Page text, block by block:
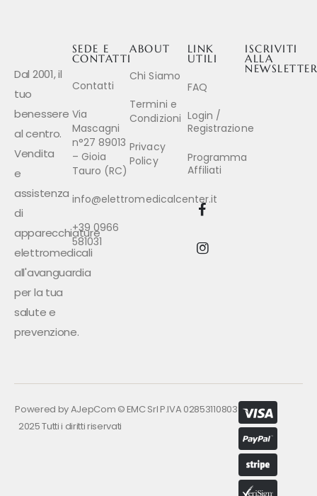
Dal 2001, il
tuo
benessere
al centro.
Vendita
e
assistenza
di
apparecchiature
elettromedicali
all'avanguardia
per la tua
salute e
prevenzione.
LINK
UTILI
FAQ
Login /
Registrazione
Programma
Affiliati
ABOUT
Chi Siamo
Termini e
Condizioni
Privacy
Policy
SEDE E
CONTATTI
Contatti
Via
Mascagni
n°27 89013
– Gioia
Tauro (RC)
info@elettromedicalcenter.it
+39 0966
581031
ISCRIVITI
ALLA
Powered byAJepCom ©
2025 Tutti i diritti riservati
EMC Srl P.IVA 02853110803